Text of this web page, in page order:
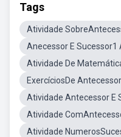
Tags
Atividade
Anecessor E Sucessor1
Atividade De
ExercíciosDe
Atividade Antecessor E
Atividade
Atividade